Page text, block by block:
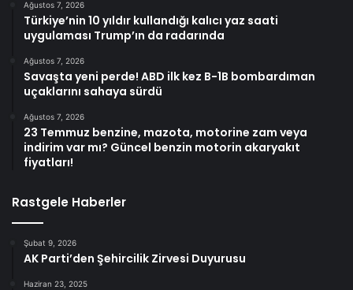
Ağustos 7, 2026
Türkiye’nin 10 yıldır kullandığı kalıcı yaz saati
uygulaması Trump’ın da radarında
Ağustos 7, 2026
Savaşta yeni perde! ABD ilk kez B-1B bombardıman
uçaklarını sahaya sürdü
Ağustos 7, 2026
23 Temmuz benzine, mazota, motorine zam veya
indirim var mı? Güncel benzin motorin akaryakıt
fiyatları!
Rastgele Haberler
Şubat 9, 2026
AK Parti’den Şehircilik Zirvesi Duyurusu
Haziran 23, 2025